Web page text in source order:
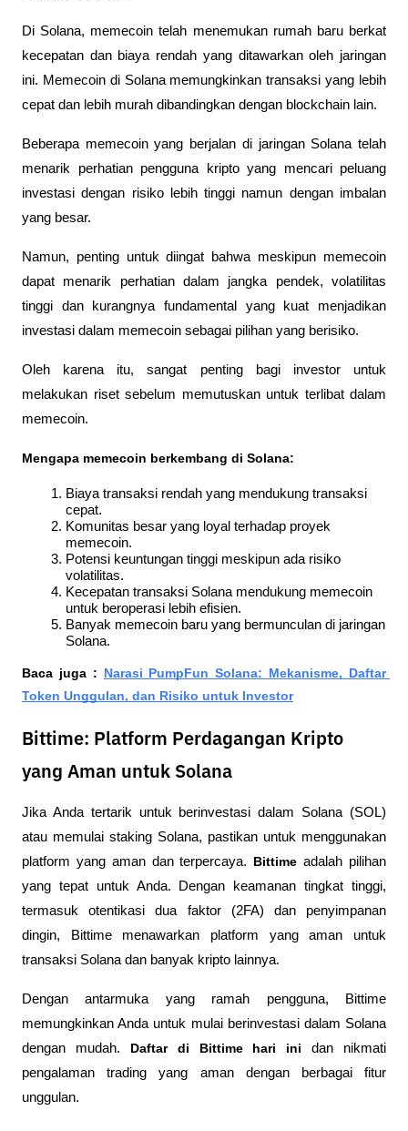
Di Solana, memecoin telah menemukan rumah baru berkat
kecepatan dan biaya rendah yang ditawarkan oleh jaringan
ini. Memecoin di Solana memungkinkan transaksi yang lebih
cepat dan lebih murah dibandingkan dengan blockchain lain.
Beberapa memecoin yang berjalan di jaringan Solana telah
menarik perhatian pengguna kripto yang mencari peluang
investasi dengan risiko lebih tinggi namun dengan imbalan
yang besar.
Namun, penting untuk diingat bahwa meskipun memecoin
dapat menarik perhatian dalam jangka pendek, volatilitas
tinggi dan kurangnya fundamental yang kuat menjadikan
investasi dalam memecoin sebagai pilihan yang berisiko.
Oleh karena itu, sangat penting bagi investor untuk
melakukan riset sebelum memutuskan untuk terlibat dalam
memecoin.
Mengapa memecoin berkembang di Solana:
Biaya transaksi rendah yang mendukung transaksi
cepat.
Komunitas besar yang loyal terhadap proyek
memecoin.
Potensi keuntungan tinggi meskipun ada risiko
volatilitas.
Kecepatan transaksi Solana mendukung memecoin
untuk beroperasi lebih efisien.
Banyak memecoin baru yang bermunculan di jaringan
Solana.
Baca juga : Narasi PumpFun Solana: Mekanisme, Daftar
Token Unggulan, dan Risiko untuk Investor
Bittime: Platform Perdagangan Kripto
yang Aman untuk Solana
Jika Anda tertarik untuk berinvestasi dalam Solana (SOL)
atau memulai staking Solana, pastikan untuk menggunakan
platform yang aman dan terpercaya. Bittime adalah pilihan
yang tepat untuk Anda. Dengan keamanan tingkat tinggi,
termasuk otentikasi dua faktor (2FA) dan penyimpanan
dingin, Bittime menawarkan platform yang aman untuk
transaksi Solana dan banyak kripto lainnya.
Dengan antarmuka yang ramah pengguna, Bittime
memungkinkan Anda untuk mulai berinvestasi dalam Solana
dengan mudah. Daftar di Bittime hari ini dan nikmati
pengalaman trading yang aman dengan berbagai fitur
unggulan.